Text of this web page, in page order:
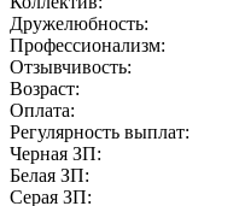
Дружелюбность:
Профессионализм:
Отзывчивость:
Возраст:
Оплата:
Регулярность выплат:
Черная ЗП:
Белая ЗП:
Серая ЗП: